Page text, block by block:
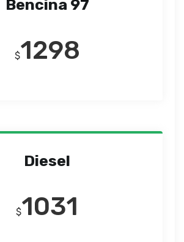
Bencina 97
$1298
Diesel
$1031